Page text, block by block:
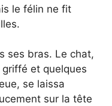
le félin ne fit
ses bras. Le chat,
griffé et quelques
se laissa
sur la tête